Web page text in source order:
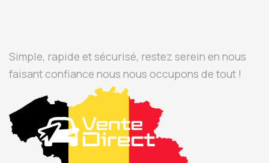
Simple, rapide et sécurisé, restez serein en nous
faisant confiance nous nous occupons de tout !